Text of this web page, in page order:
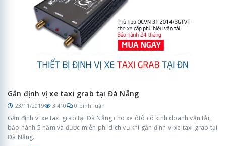
Gắn định vị xe taxi grab tại Đà Nẵng
23/11/2019 3.410 0 bình luận
Gắn định vị xe taxi grab tại Đà Nẵng cho xe ôtô có kinh doanh vận tải,
bảo hành 5 năm và được miễn phí dịch vụ khi gắn định vị xe taxi grab tại
Đà Nẵng.